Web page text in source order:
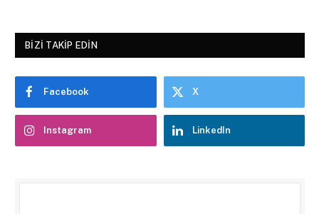
BIZI TAKIP EDIN
Facebook X
Instagram LinkedIn